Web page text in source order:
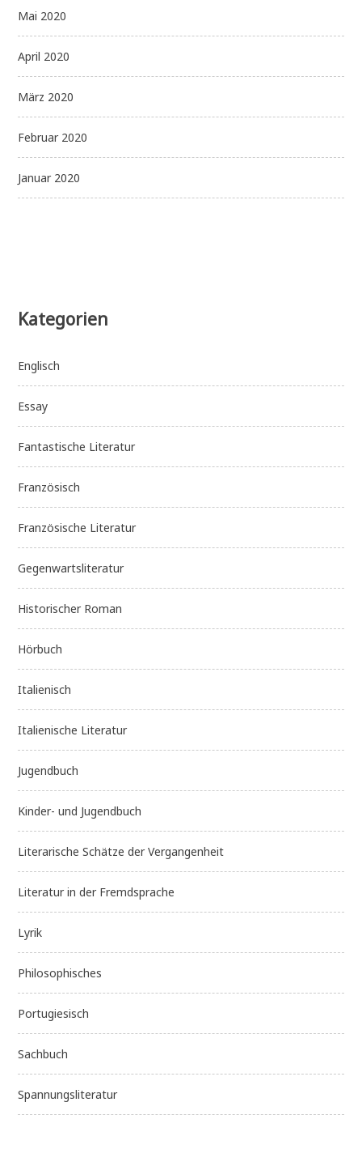
Mai 2020
April 2020
März 2020
Februar 2020
Januar 2020
Kategorien
Englisch
Essay
Fantastische Literatur
Französisch
Französische Literatur
Gegenwartsliteratur
Historischer Roman
Hörbuch
Italienisch
Italienische Literatur
Jugendbuch
Kinder- und Jugendbuch
Literarische Schätze der Vergangenheit
Literatur in der Fremdsprache
Lyrik
Philosophisches
Portugiesisch
Sachbuch
Spannungsliteratur